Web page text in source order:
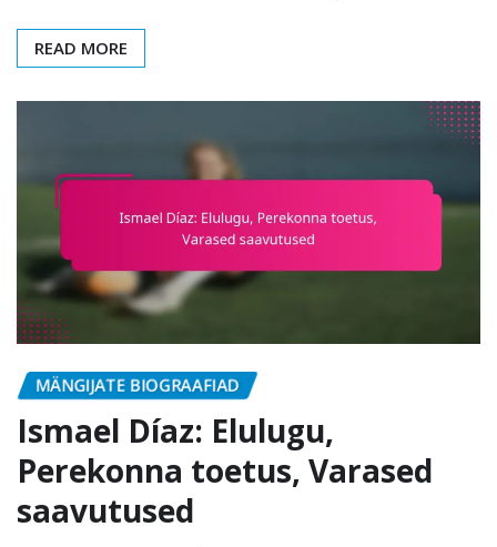
READ MORE
MÄNGIJATE BIOGRAAFIAD
Ismael Díaz: Elulugu,
Perekonna toetus, Varased
saavutused